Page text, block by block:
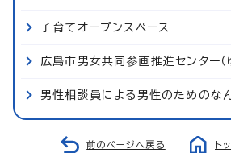
子育てオープンスペース
広島市男女共同参画推進センター（
男性相談員による男性のためのな
前のページへ戻る ト